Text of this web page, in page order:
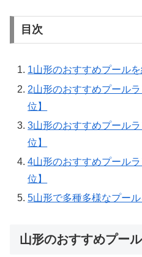
目次
1山形のおすすめプールを
2山形のおすすめプール
位】
3山形のおすすめプール
位】
4山形のおすすめプール
位】
5山形で多種多様なプール
山形のおすすめプール